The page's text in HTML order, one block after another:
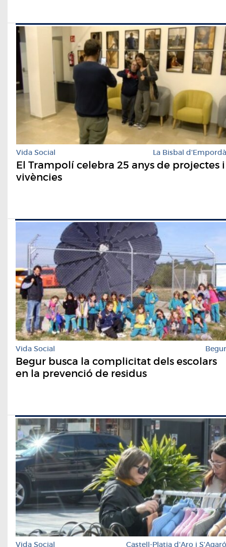
Vida Social La Bisbal d'Empordà
El Trampolí celebra 25 anys de projectes i
vivències
Vida Social Begur
Begur busca la complicitat dels escolars
en la prevenció de residus
Vida Social Castell-Platja d'Aro i S'Agaró